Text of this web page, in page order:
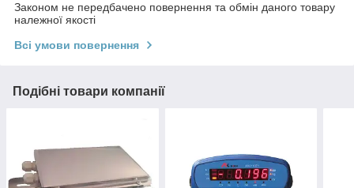
Законом не передбачено повернення та обмін даного товару
належної якості
Всі умови повернення
Подібні товари компанії